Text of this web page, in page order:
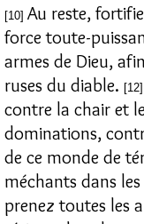
[10] Au reste,
force toute-
armes de Dieu,
ruses du diable. [12]
contre la chair et
dominations,
de ce monde de
méchants dans
prenez toutes les